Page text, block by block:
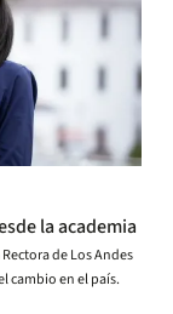
la academia
de Los Andes
cambio en el país.